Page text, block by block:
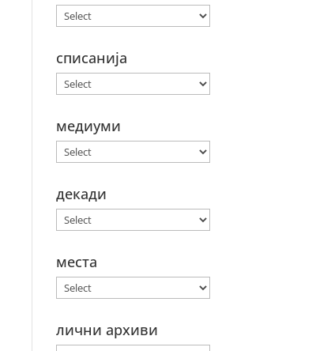
списанија
медиуми
декади
места
лични архиви